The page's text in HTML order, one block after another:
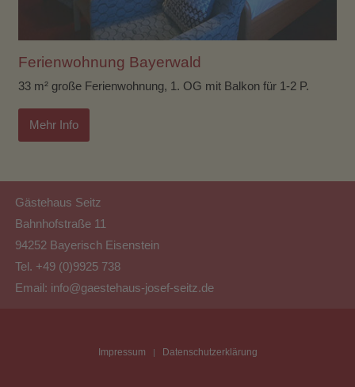
Ferienwohnung Bayerwald
33 m² große Ferienwohnung, 1. OG mit Balkon für 1-2 P.
Mehr Info
Gästehaus Seitz
Bahnhofstraße 11
94252 Bayerisch Eisenstein
Tel. +49 (0)9925 738
Email: info@gaestehaus-josef-seitz.de
Impressum Datenschutzerklärung